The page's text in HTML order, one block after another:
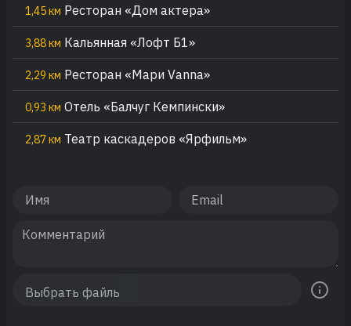
1,45 км Ресторан «Дом актера»
3,88 км Кальянная «Лофт Б1»
2,29 км Ресторан «Мари Vanna»
0,93 км Отель «Балчуг Кемпински»
2,87 км Театр каскадеров «Ярфильм»